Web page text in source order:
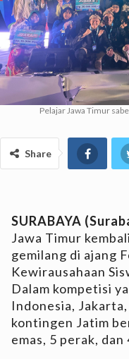
Pelajar Jawa Timur
Share
SURABAYA
Jawa Timur
gemilang di ajang
Kewirausahaan
Dalam kompetisi
Indonesia,
kontingen Jatim
emas, 5 perak,